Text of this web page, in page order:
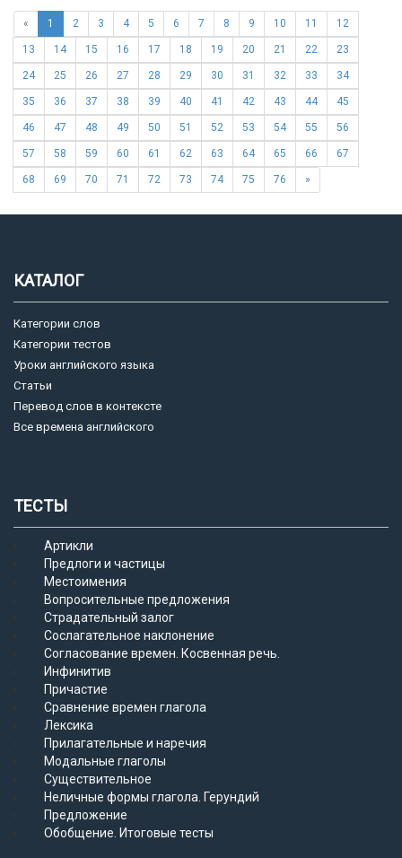
« 1 2 3 4 5 6 7 8 9 10 11 12
13 14 15 16 17 18 19 20 21 22 23
24 25 26 27 28 29 30 31 32 33 34
35 36 37 38 39 40 41 42 43 44 45
46 47 48 49 50 51 52 53 54 55 56
57 58 59 60 61 62 63 64 65 66 67
68 69 70 71 72 73 74 75 76 »
КАТАЛОГ
Категории слов
Категории тестов
Уроки английского языка
Статьи
Перевод слов в контексте
Все времена английского
ТЕСТЫ
Артикли
Предлоги и частицы
Местоимения
Вопросительные предложения
Страдательный залог
Сослагательное наклонение
Согласование времен. Косвенная речь.
Инфинитив
Причастие
Сравнение времен глагола
Лексика
Прилагательные и наречия
Модальные глаголы
Существительное
Неличные формы глагола. Герундий
Предложение
Обобщение. Итоговые тесты